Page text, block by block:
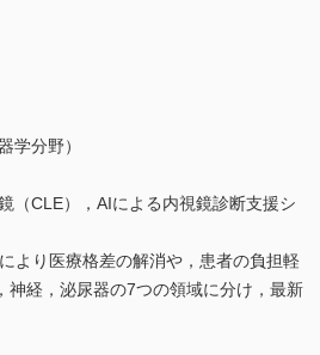
分野）
（CLE），AIによる内視鏡診断支援シ
より医療格差の解消や，患者の負担軽
経，泌尿器の7つの領域に分け，最新